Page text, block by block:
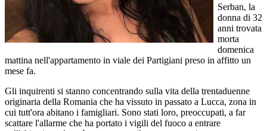
Serban, la
donna di 32
anni trovata
morta
domenica
mattina nell'appartamento in viale dei Partigiani preso in affitto un
mese fa.
Gli inquirenti si stanno concentrando sulla vita della trentaduenne
originaria della Romania che ha vissuto in passato a Lucca, zona in
cui tutt'ora abitano i famigliari. Sono stati loro, preoccupati, a far
scattare l'allarme che ha portato i vigili del fuoco a entrare